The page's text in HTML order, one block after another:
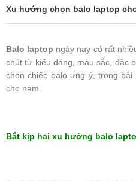
Xu hướng chọn balo laptop
Balo laptop ngày nay có rất
chút từ kiểu dáng, màu sắc, đặc
chọn chiếc balo ưng ý, trong
cho nam.
Bắt kịp hai xu hướng balo